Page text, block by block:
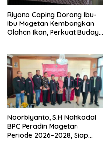
Riyono Caping Dorong Ibu-
Ibu Magetan Kembangkan
Olahan Ikan, Perkuat Budaya
Noorbiyanto, S.H Nahkodai
BPC Peradin Magetan
Periode 2026–2028, Siap